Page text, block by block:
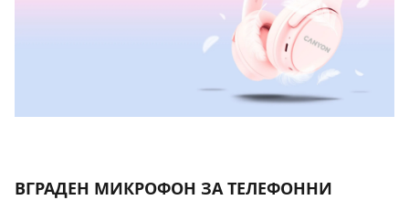
ВГРАДЕН МИКРОФОН ЗА ТЕЛЕФОННИ